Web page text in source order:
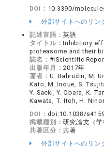
DOI： 10.3390/
外部サイトへのリン
記述言語：英語
タイトル：Inhibitory
proteasome and their
誌名： #IScientific
出版年月：2017年
著者： U. Bahrudin, M.
Kato, M. Inoue, S.
Y. Saeki, Y. Obara, K.
Kawata, T. Itoh, H.
DOI： doi:10.1038/
掲載種別：研究論文（学
共著区分：共著
外部サイトへのリン